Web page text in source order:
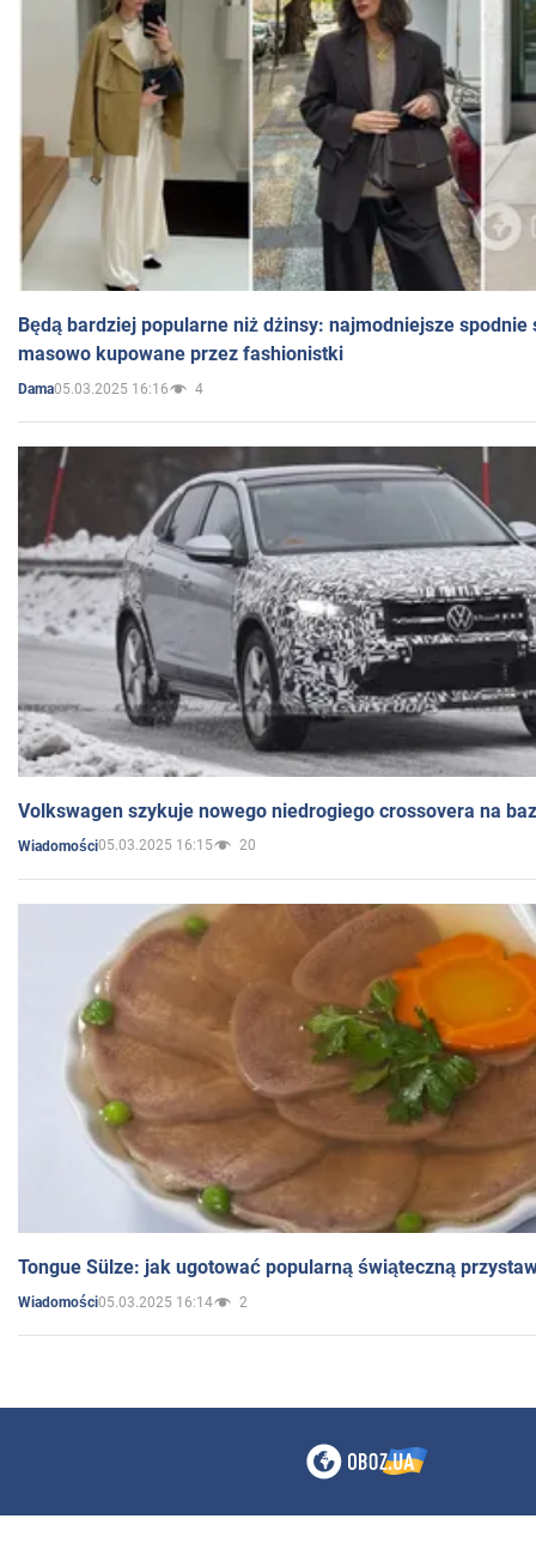
Będą bardziej popularne niż dżinsy: najmodniejsze spodnie
masowo kupowane przez fashionistki
Dama05.03.2025 16:16 4
Volkswagen szykuje nowego niedrogiego crossovera na
Wiadomości05.03.2025 16:15 20
Tongue Sülze: jak ugotować popularną świąteczną
Wiadomości05.03.2025 16:14 2